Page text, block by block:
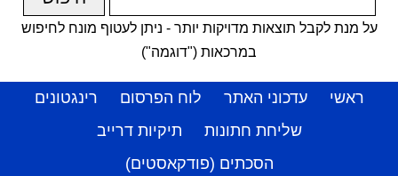
על מנת לקבל תוצאות מדויקות יותר - ניתן לעטוף מונח לחיפוש
במרכאות ("דוגמה")
ראשי עדכוני האתר לוח הפרסום
רינגטונים
שליחת חתונות
תיקיות דרייב
הסכתים (פודקאסטים)